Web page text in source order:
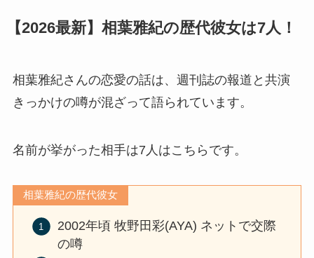
【2026最新】相葉雅紀の歴代彼女は7人！
相葉雅紀さんの恋愛の話は、週刊誌の報道と共演
きっかけの噂が混ざって語られています。
名前が挙がった相手は7人はこちらです。
相葉雅紀の歴代彼女
2002年頃 牧野田彩(AYA) ネットで交際
の噂